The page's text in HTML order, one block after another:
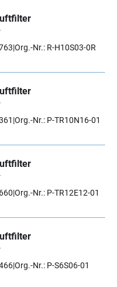
Org.-Nr.: R-H10S03-0R
Org.-Nr.: P-TR10N16-01
Org.-Nr.: P-TR12E12-01
Org.-Nr.: P-S6S06-01